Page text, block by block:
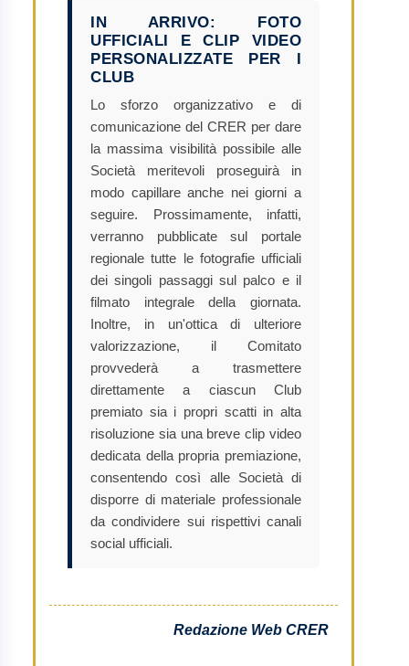
IN ARRIVO: FOTO
UFFICIALI E CLIP VIDEO
PERSONALIZZATE PER I
CLUB
Lo sforzo organizzativo e di
comunicazione del CRER per dare
la massima visibilità possibile alle
Società meritevoli proseguirà in
modo capillare anche nei giorni a
seguire. Prossimamente, infatti,
verranno pubblicate sul portale
regionale tutte le fotografie ufficiali
dei singoli passaggi sul palco e il
filmato integrale della giornata.
Inoltre, in un'ottica di ulteriore
valorizzazione, il Comitato
provvederà a trasmettere
direttamente a ciascun Club
premiato sia i propri scatti in alta
risoluzione sia una breve clip video
dedicata della propria premiazione,
consentendo così alle Società di
disporre di materiale professionale
da condividere sui rispettivi canali
social ufficiali.
Redazione Web CRER